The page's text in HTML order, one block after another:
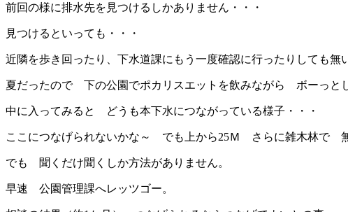
前回の様に排水先を見つけるしかありません・・・
見つけるといっても・・・
近隣を歩き回ったり、下水道課にもう一度確認に行ったりしても無
夏だったので 下の公園でポカリスエットを飲みながら ボーっと
中に入ってみると どうも本下水につながっている様子・・・
ここにつなげられないかな～ でも上から25Ｍ さらに雑木林で
でも 聞くだけ聞くしか方法がありません。
早速 公園管理課へレッツゴー。